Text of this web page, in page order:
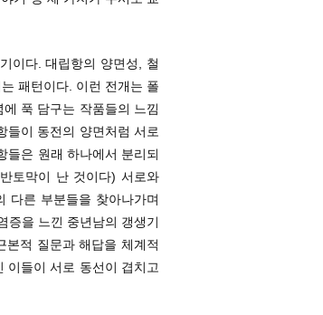
이다. 대립항의 양면성, 철
패턴이다. 이런 전개는 폴
푹 담구는 작품들의 느낌
들이 동전의 양면처럼 서로
들은 원래 하나에서 분리되
토막이 난 것이다) 서로와
다른 부분들을 찾아나가며
증을 느낀 중년남의 갱생기
적 질문과 해답을 체계적
이들이 서로 동선이 겹치고